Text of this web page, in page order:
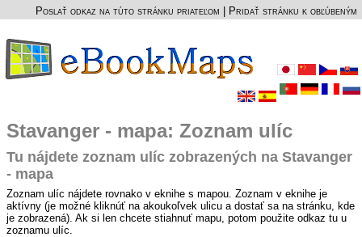
Poslať odkaz na túto stránku priateľom Pridať stránku k obľúbeným
Stavanger - mapa: Zoznam ulíc
Tu nájdete zoznam ulíc zobrazených na Stavanger
- mapa
Zoznam ulíc nájdete rovnako v eknihe s mapou. Zoznam v eknihe je
aktívny (je možné kliknúť na akoukoľvek ulicu a dostať sa na stránku, kde
je zobrazená). Ak si len chcete stiahnuť mapu, potom použite odkaz tu u
zoznamu ulíc.